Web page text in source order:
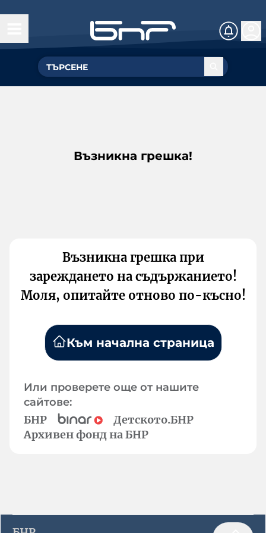
Възникна грешка!
Възникна грешка при
зареждането на съдържанието!
Моля, опитайте отново по-късно!
Към начална страница
Или проверете още от нашите
сайтове:
БНР
Детското.БНР
Архивен фонд на БНР